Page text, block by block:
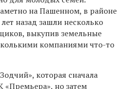
на Пашенном, в районе
назад зашли несколько
выкупив земельные
компаниями что-то
которая сначала
но затем